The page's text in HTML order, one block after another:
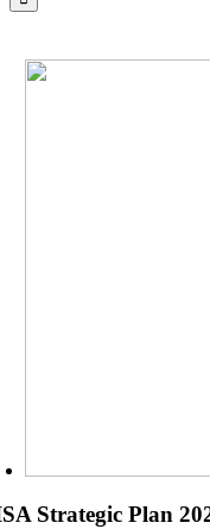
Strategic Plan